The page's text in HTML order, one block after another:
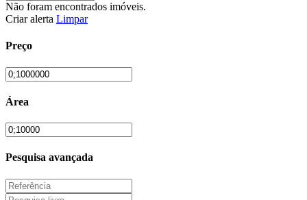
Não foram encontrados imóveis.
Criar alerta Limpar
Preço
Área
Pesquisa avançada